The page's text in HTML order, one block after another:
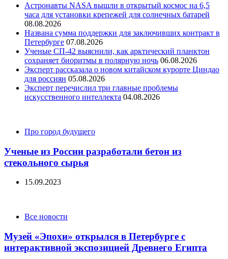
Астронавты NASA вышли в открытый космос на 6,5
часа для установки крепежей для солнечных батарей
08.08.2026
Названа сумма поддержки для заключивших контракт в
Петербурге 07.08.2026
Ученые СП-42 выяснили, как арктический планктон
сохраняет биоритмы в полярную ночь 06.08.2026
Эксперт рассказала о новом китайском курорте Циндао
для россиян 05.08.2026
Эксперт перечислил три главные проблемы
искусственного интеллекта 04.08.2026
CategoriesПро город будущего
Ученые из России разработали бетон из
стекольного сырья
15.09.2023
CategoriesВсе новости
Музей «Эпохи» открылся в Петербурге с
интерактивной экспозицией Древнего Египта